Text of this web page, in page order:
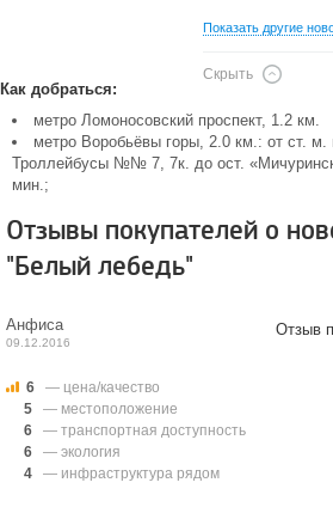
Показать другие
Скрыть
Как добраться:
метро Ломоносовский проспект, 1.2 км.
метро Воробьёвы горы, 2.0 км.: от ст. м.
Троллейбусы №№ 7, 7к. до ост.
мин.;
Отзывы покупателей о
"Белый лебедь"
Анфиса
09.12.2016
Отзыв
6
— цена/качество
5
— местоположение
6
— транспортная доступность
6
— экология
4
— инфраструктура рядом